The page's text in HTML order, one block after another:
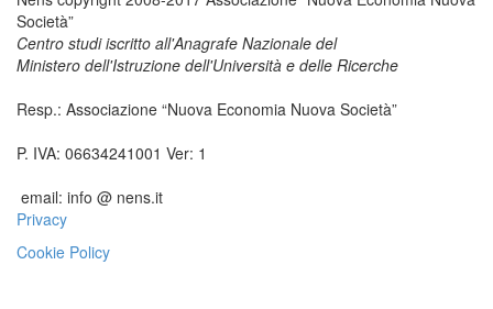
Società”
Centro studi iscritto all'Anagrafe Nazionale del
Ministero dell'Istruzione dell'Università e delle Ricerche
Resp.: Associazione “Nuova Economia Nuova Società”
P. IVA: 06634241001 Ver: 1
email: info @ nens.it
Privacy
Cookie Policy